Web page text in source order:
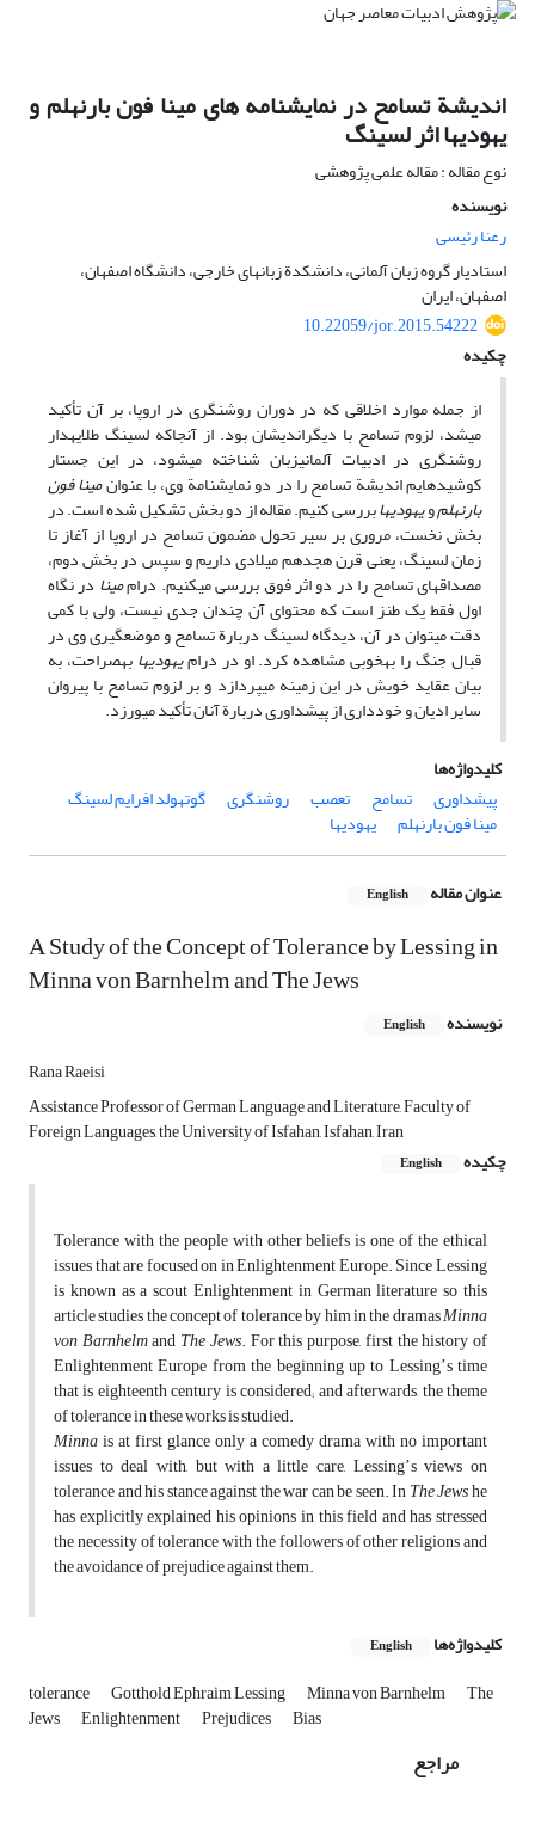
اندیشة تسامح در نمایشنامه‏ های مینا فون بارنهلم و
یهودی‏ها اثر لسینگ
نوع مقاله : مقاله علمی پژوهشی
نویسنده
رعنا رئیسی
استادیار گروه زبان آلمانی، دانشکدة زبان‏های خارجی، دانشگاه اصفهان،
اصفهان، ‌ایران
10.22059/jor.2015.54222
چکیده
از جمله موارد اخلاقی که در دوران روشنگری در اروپا، بر آن تأکید
می‏شد، لزوم تسامح با دیگراندیشان بود. از آنجاکه لسینگ طلایه‏دار
روشنگری در ادبیات آلمانی­زبان شناخته می‏شود، در این جستار
کوشیده‏ایم اندیشة تسامح را در دو نمایشنامة وی، با عنوانمینا فون
بارنهلمویهودی‏هابررسی کنیم. مقاله از دو بخش تشکیل شده است. در
بخش نخست، مروری بر سیر تحول مضمون تسامح در اروپا از آغاز تا
زمان لسینگ، یعنی قرن هجدهم میلادی داریم و سپس در بخش دوم،
مصداق‏های تسامح را در دو اثر فوق بررسی می­کنیم. دراممینا در نگاه
اول فقط یک طنز است که محتوای آن چندان جدی نیست، ولی با کمی
دقت می‏توان در آن، دیدگاه لسینگ دربارة تسامح و موضع‏گیری وی در
قبال جنگ را به­خوبی مشاهده کرد. او در درامیهودی‏هابه­صراحت، به
بیان عقاید خویش در این زمینه می­پردازد و بر لزوم تسامح با پیروان
سایر ادیان و خودداری از پیش‏داوری دربارة آنان تأکید می­ورزد.
کلیدواژه‌ها
پیش‏داوری
تسامح تعصب روشنگری گوتهولد افرایم لسینگ
مینا فون بارنهلم یهودی‏ها
عنوان مقاله English
A Study of the Concept of Tolerance by Lessing in
Minna von Barnhelm and The Jews
نویسنده English
Rana Raeisi
Assistance Professor of German Language and Literature, Faculty of
Foreign Languages, the University of Isfahan, Isfahan, Iran
چکیده
English
Tolerance with the people with other beliefs is one of the ethical
issues that are focused on in Enlightenment Europe. Since Lessing
is known as a scout Enlightenment in German literature so this
article studies the concept of tolerance by him in the dramasMinna
von BarnhelmandThe Jews. For this purpose, first the history of
Enlightenment Europe from the beginning up to Lessingʼs time
that is eighteenth century is considered; and afterwards, the theme
of tolerance in these works is studied.
Minnais at first glance only a comedy drama with no important
issues to deal with, but with a little care, Lessingʼs views on
tolerance and his stance against the war can be seen. InThe Jewshe
has explicitly explained his opinions in this field and has stressed
the necessity of tolerance with the followers of other religions and
the avoidance of prejudice against them.
کلیدواژه‌ها English
tolerance Gotthold Ephraim Lessing Minna von Barnhelm The
Jews Enlightenment Prejudices Bias
مراجع